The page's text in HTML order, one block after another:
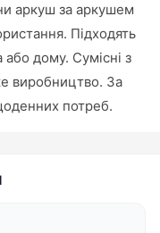
аркуш за аркушем
Підходять
дому. Сумісні з
виробництво. За
потреб.